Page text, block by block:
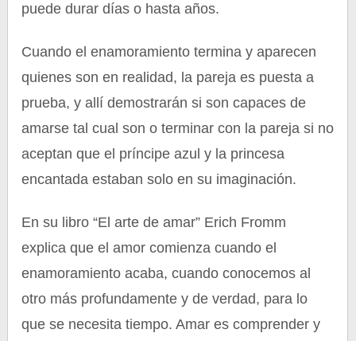
puede durar días o hasta años.
Cuando el enamoramiento termina y aparecen
quienes son en realidad, la pareja es puesta a
prueba, y allí demostrarán si son capaces de
amarse tal cual son o terminar con la pareja si no
aceptan que el príncipe azul y la princesa
encantada estaban solo en su imaginación.
En su libro “El arte de amar” Erich Fromm
explica que el amor comienza cuando el
enamoramiento acaba, cuando conocemos al
otro más profundamente y de verdad, para lo
que se necesita tiempo. Amar es comprender y